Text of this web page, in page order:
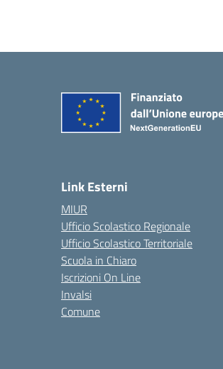
Link Esterni
MIUR
Ufficio Scolastico Regionale
Ufficio Scolastico Territoriale
Scuola in Chiaro
Iscrizioni On Line
Invalsi
Comune